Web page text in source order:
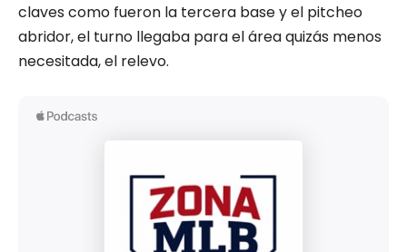
claves como fueron la tercera base y el pitcheo
abridor, el turno llegaba para el área quizás menos
necesitada, el relevo.